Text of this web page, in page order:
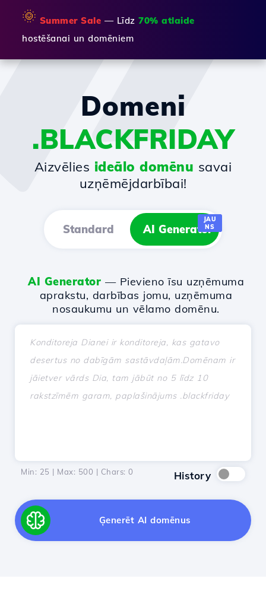
🌞 Summer Sale — Līdz 70% atlaide
hostēšanai un domēniem
Domeni
.BLACKFRIDAY
Aizvēlies ideālo domēnu savai
uzņēmējdarbībai!
Standard AI Generator
JAU
NS
AI Generator — Pievieno īsu uzņēmuma
aprakstu, darbības jomu, uzņēmuma
nosaukumu un vēlamo domēnu.
Min: 25 | Max: 500 | Chars: 0 History
Ģenerēt AI domēnus